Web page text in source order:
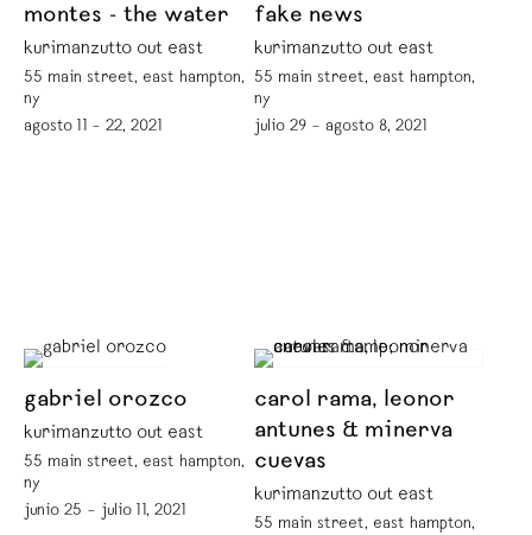
montes - the water
kurimanzutto out east
55 main street, east hampton,
ny
agosto 11 – 22, 2021
fake news
kurimanzutto out east
55 main street, east hampton,
ny
julio 29 – agosto 8, 2021
gabriel orozco
kurimanzutto out east
55 main street, east hampton,
ny
junio 25 – julio 11, 2021
carol rama, leonor
antunes & minerva
cuevas
kurimanzutto out east
55 main street, east hampton,